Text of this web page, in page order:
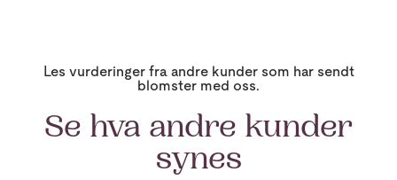
Les vurderinger fra andre kunder som har sendt
blomster med oss.
Se hva andre kunder
synes